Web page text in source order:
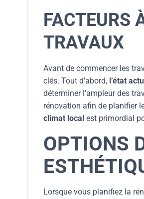
FACTEURS
TRAVAUX
Avant de commencer les
clés. Tout d’abord, l’état
déterminer l’ampleur des
rénovation afin de planifier
climat local est primordial
OPTIONS
Lorsque vous planifiez la